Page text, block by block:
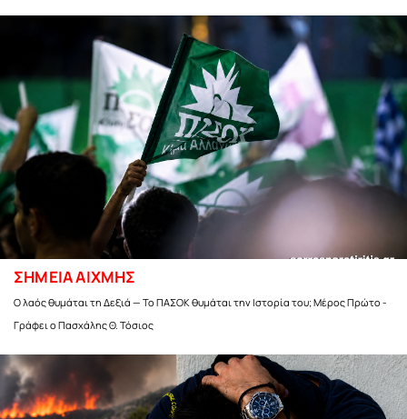
ΣΗΜΕΙΑ ΑΙΧΜΗΣ
Ο λαός θυμάται τη Δεξιά — Το ΠΑΣΟΚ θυμάται την Ιστορία του; Μέρος Πρώτο -
Γράφει ο Πασχάλης Θ. Τόσιος